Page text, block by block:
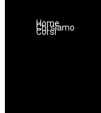
Home
Chi siamo
Corsi